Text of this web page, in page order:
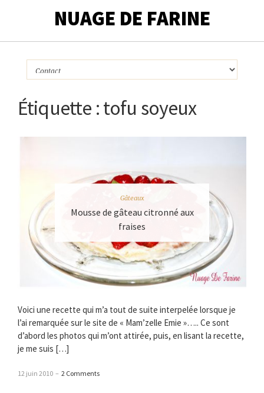
NUAGE DE FARINE
Étiquette :tofu soyeux
Gâteaux
Mousse de gâteau citronné aux
fraises
Voici une recette qui m’a tout de suite interpelée lorsque je
l’ai remarquée sur le site de « Mam’zelle Emie »….. Ce sont
d’abord les photos qui m’ont attirée, puis, en lisant la recette,
je me suis […]
12 juin 2010 – 2 Comments